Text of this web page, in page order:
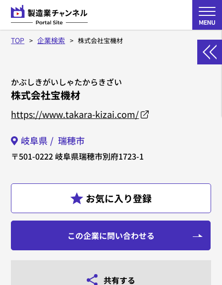
TOP 企業検索 株式会社宝機材
かぶしきがいしゃたからきざい
株式会社宝機材
https://www.takara-kizai.com/
岐阜県 瑞穂市
〒501-0222 岐阜県瑞穂市別府1723-1
この企業に問い合わせる
共有する